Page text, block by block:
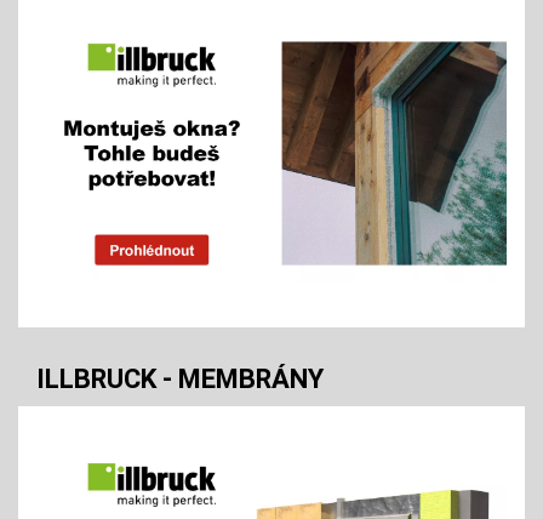
ILLBRUCK - MEMBRÁNY